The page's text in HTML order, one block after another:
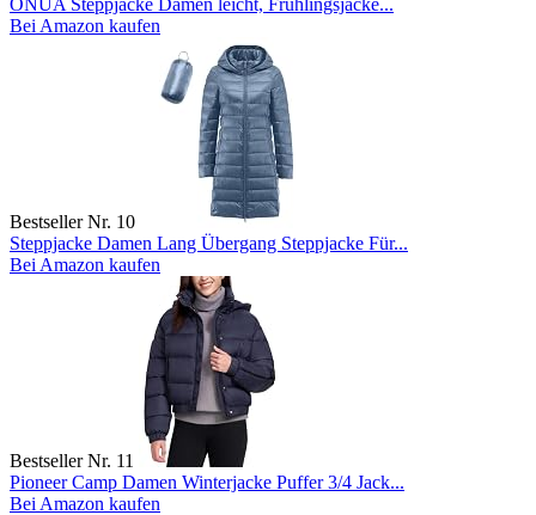
Bei Amazon kaufen
Bestseller Nr. 10
Steppjacke Damen Lang Übergang Steppjacke Für...
Bei Amazon kaufen
Bestseller Nr. 11
Pioneer Camp Damen Winterjacke Puffer 3/4 Jack...
Bei Amazon kaufen